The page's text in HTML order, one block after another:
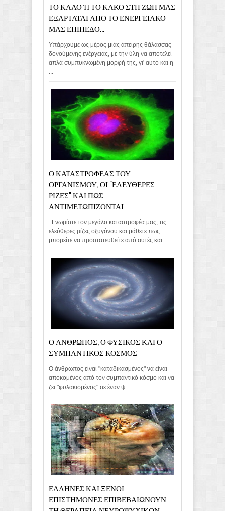
ΤΟ ΚΑΛΟ Ή ΤΟ ΚΑΚΟ ΣΤΗ ΖΩΗ ΜΑΣ
ΕΞΑΡΤΑΤΑΙ ΑΠΟ ΤΟ ΕΝΕΡΓΕΙΑΚΟ
ΜΑΣ ΕΠΙΠΕΔΟ...
Υπάρχουμε ως μέρος μιάς άπειρης θάλασσας
δονούμενης ενέργειας, με την ύλη να αποτελεί
απλά συμπυκνωμένη μορφή της, γι' αυτό και η
...
Ο ΚΑΤΑΣΤΡΟΦΕΑΣ ΤΟΥ
ΟΡΓΑΝΙΣΜΟΥ, ΟΙ "ΕΛΕΥΘΕΡΕΣ
ΡΙΖΕΣ" ΚΑΙ ΠΩΣ
ΑΝΤΙΜΕΤΩΠΙΖΟΝΤΑΙ
Γνωρίστε τον μεγάλο καταστροφέα μας, τις
ελεύθερες ρίζες οξυγόνου και μάθετε πως
μπορείτε να προστατευθείτε από αυτές και...
Ο ΑΝΘΡΩΠΟΣ, Ο ΦΥΣΙΚΟΣ ΚΑΙ Ο
ΣΥΜΠΑΝΤΙΚΟΣ ΚΟΣΜΟΣ
Ο άνθρωπος είναι "καταδικασμένος" να είναι
αποκομένος από τον συμπαντικό κόσμο και να
ζει "φυλακισμένος" σε έναν ψ...
ΕΛΛΗΝΕΣ ΚΑΙ ΞΕΝΟΙ
ΕΠΙΣΤΗΜΟΝΕΣ ΕΠΙΒΕΒΑΙΩΝΟΥΝ